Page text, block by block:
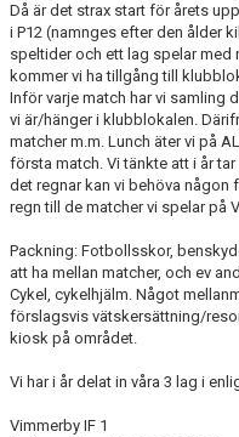
Då är det strax start för årets
i P12 (namnges efter den ålder
speltider och ett lag spelar med
kommer vi ha tillgång till
Inför varje match har vi samling
vi är/hänger i klubblokalen.
matcher m.m. Lunch äter vi på
första match. Vi tänkte att i år
det regnar kan vi behöva någon
regn till de matcher vi spelar på
Packning: Fotbollsskor,
att ha mellan matcher, och ev
Cykel, cykelhjälm. Något
förslagsvis vätskersättning/
kiosk på området.
Vi har i år delat in våra 3 lag i
Vimmerby IF 1